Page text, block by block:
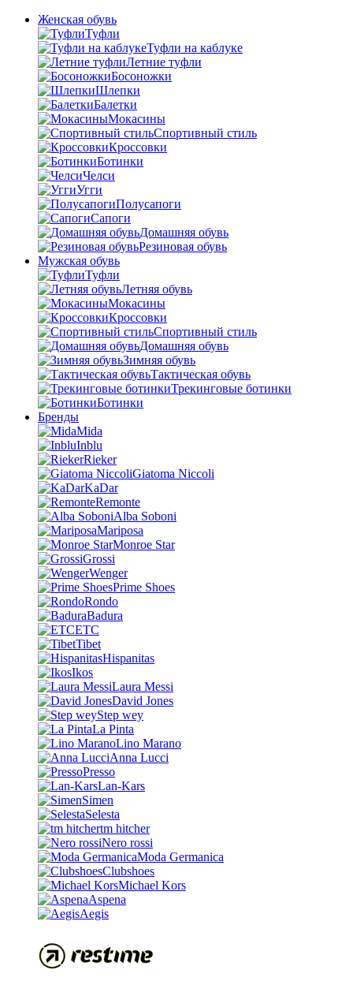
Женская обувь
Туфли
Туфли на каблуке
Летние туфли
Босоножки
Шлепки
Балетки
Мокасины
Спортивный стиль
Кроссовки
Ботинки
Челси
Угги
Полусапоги
Сапоги
Домашняя обувь
Резиновая обувь
Мужская обувь
Туфли
Летняя обувь
Мокасины
Кроссовки
Спортивный стиль
Домашняя обувь
Зимняя обувь
Тактическая обувь
Трекинговые ботинки
Ботинки
Бренды
Mida
Inblu
Rieker
Giatoma Niccoli
KaDar
Remonte
Alba Soboni
Mariposa
Monroe Star
Grossi
Wenger
Prime Shoes
Rondo
Badura
ETC
Tibet
Hispanitas
Ikos
Laura Messi
David Jones
Step wey
La Pinta
Lino Marano
Anna Lucci
Presso
Lan-Kars
Simen
Selesta
tm hitcher
Nero rossi
Moda Germanica
Clubshoes
Michael Kors
Aspena
Aegis